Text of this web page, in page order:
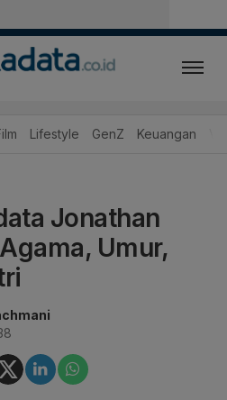
Lifestyle GenZ Keuangan
Jonathan
Umur,